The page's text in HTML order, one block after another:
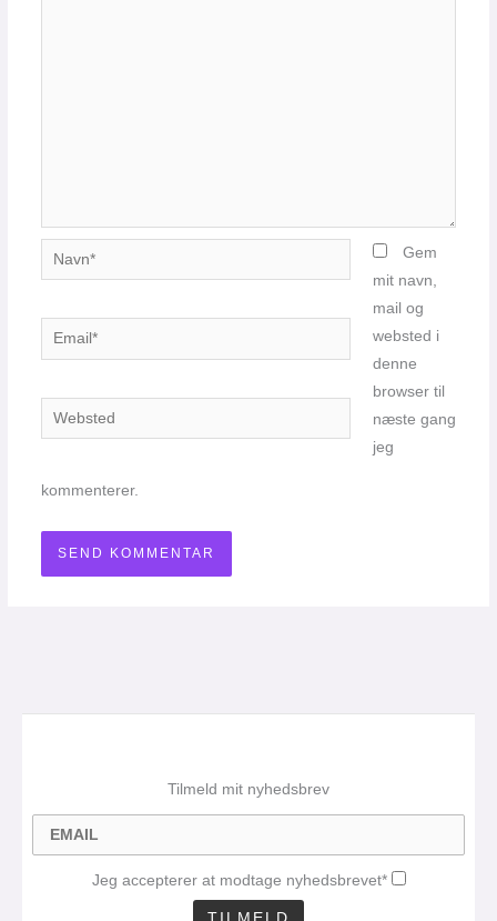
Navn*
Email*
Websted
Gem
mit navn,
mail og
websted i
denne
browser til
næste gang
jeg
kommenterer.
Tilmeld mit nyhedsbrev
Jeg accepterer at modtage nyhedsbrevet*